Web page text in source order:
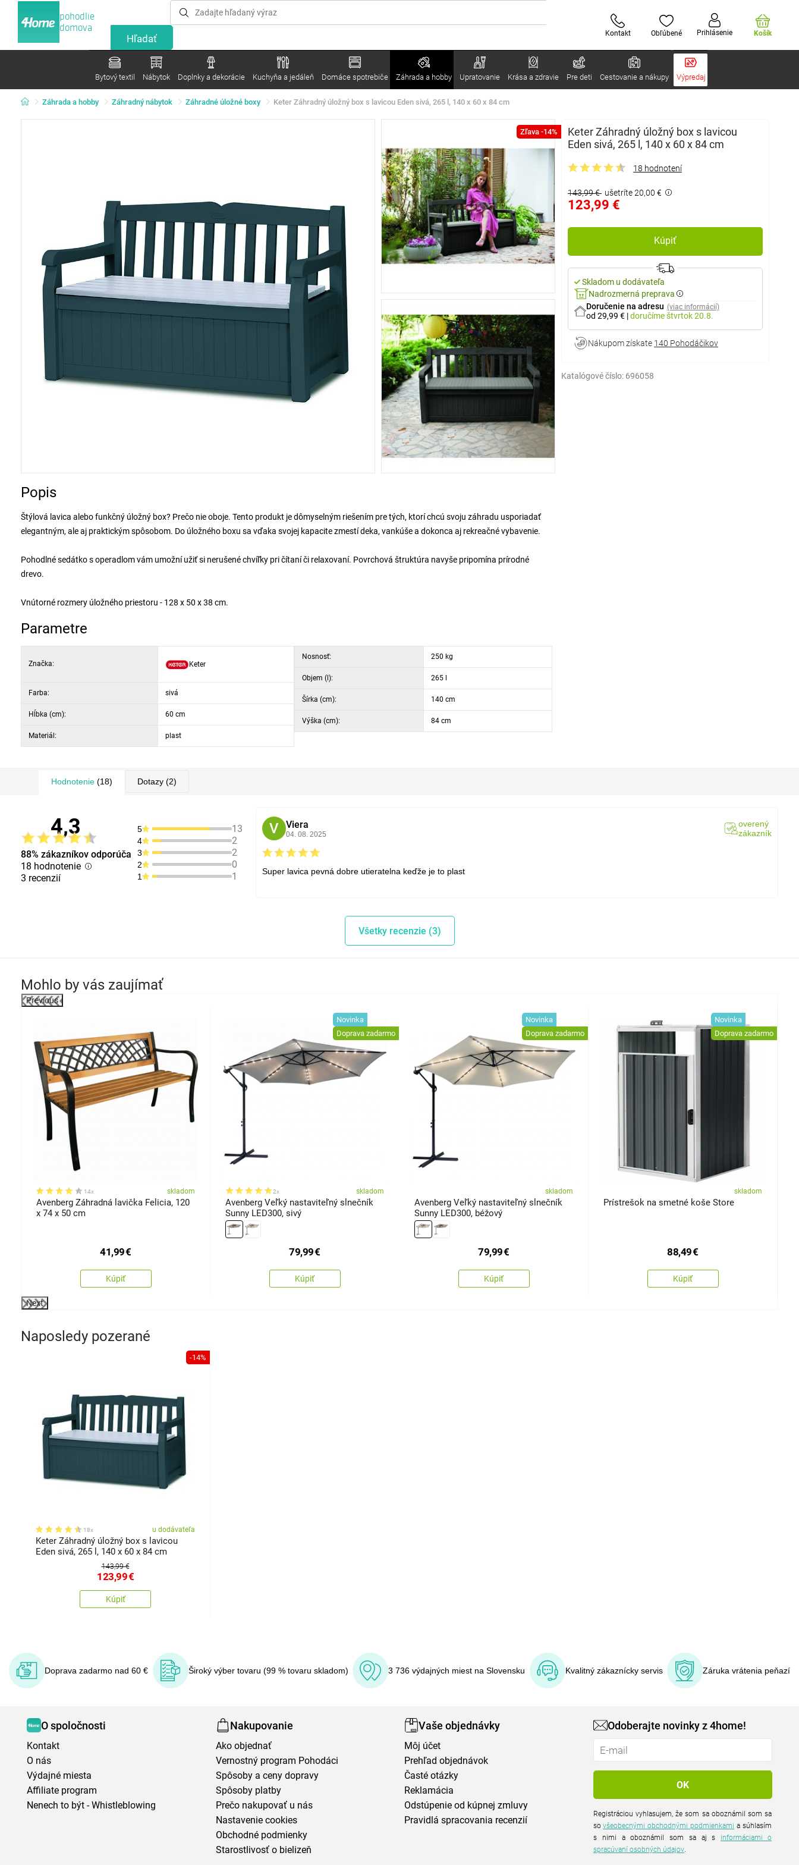
pohodlie
domova
Kontakt Obľúbené Prihlásenie Košík
Bytový textil Nábytok Doplnky a dekorácie Kuchyňa a jedáleň Domáce spotrebiče Záhrada a hobby Upratovanie Krása a zdravie Pre deti Cestovanie a nákupy Výpredaj
Záhrada a hobby Záhradný nábytok Záhradné úložné boxy Keter Záhradný úložný box s lavicou Eden sivá, 265 l, 140 x 60 x 84 cm
Zľava -14%
Keter Záhradný úložný box s lavicou
Eden sivá, 265 l, 140 x 60 x 84 cm
18 hodnotení
143,99 € ušetríte 20,00 €
123,99 €
Kúpiť
Skladom u dodávateľa
Nadrozmerná preprava
Doručenie na adresu (viac informácií)
od 29,99 € |doručímeštvrtok 20.8.
Nákupom získate 140 Pohodáčikov
Katalógové číslo: 696058
Popis
Štýlová lavica alebo funkčný úložný box? Prečo nie oboje. Tento produkt je dômyselným riešením pre tých, ktorí chcú svoju záhradu usporiadať
elegantným, ale aj praktickým spôsobom. Do úložného boxu sa vďaka svojej kapacite zmestí deka, vankúše a dokonca aj rekreačné vybavenie.
Pohodlné sedátko s operadlom vám umožní užiť si nerušené chvíľky pri čítaní či relaxovaní. Povrchová štruktúra navyše pripomína prírodné
drevo.
Vnútorné rozmery úložného priestoru - 128 x 50 x 38 cm.
Parametre
Značka: Keter
Farba: sivá
Hĺbka (cm): 60 cm
Materiál: plast
Nosnosť: 250 kg
Objem (l): 265 l
Šírka (cm): 140 cm
Výška (cm): 84 cm
Hodnotenie (18) Dotazy (2)
4,3
88% zákazníkov odporúča
18 hodnotenie
3 recenzií
5 13
4 2
3 2
2 0
1 1
V Viera
04. 08. 2025
overený
zákazník
Super lavica pevná dobre utieratelna keďže je to plast
Všetky recenzie (3)
Mohlo by vás zaujímať
Previous
14x skladom
Avenberg Záhradná lavička Felicia, 120
x 74 x 50 cm
41,99€
Kúpiť
Novinka
Doprava zadarmo
2x skladom
Avenberg Veľký nastaviteľný slnečník
Sunny LED300, sivý
79,99€
Kúpiť
Novinka
Doprava zadarmo
skladom
Avenberg Veľký nastaviteľný slnečník
Sunny LED300, béžový
79,99€
Kúpiť
Novinka
Doprava zadarmo
skladom
Prístrešok na smetné koše Store
88,49€
Kúpiť
Next
Naposledy pozerané
-14%
18x u dodávateľa
Keter Záhradný úložný box s lavicou
Eden sivá, 265 l, 140 x 60 x 84 cm
143,99 €
123,99€
Kúpiť
Doprava zadarmo nad 60 € Široký výber tovaru (99 % tovaru skladom) 3 736 výdajných miest na Slovensku Kvalitný zákaznícky servis Záruka vrátenia peňazí
O spoločnosti
Kontakt
O nás
Výdajné miesta
Affiliate program
Nenech to být - Whistleblowing
Nakupovanie
Ako objednať
Vernostný program Pohodáci
Spôsoby a ceny dopravy
Spôsoby platby
Prečo nakupovať u nás
Nastavenie cookies
Obchodné podmienky
Starostlivosť o bielizeň
Vaše objednávky
Môj účet
Prehľad objednávok
Časté otázky
Reklamácia
Odstúpenie od kúpnej zmluvy
Pravidlá spracovania recenzií
Odoberajte novinky z 4home!
Registráciou vyhlasujem, že som sa oboznámil som sa
sovšeobecnými obchodnými podmienkami a súhlasím
s nimi a oboznámil som sa aj s informáciami o
spracúvaní osobných údajov.